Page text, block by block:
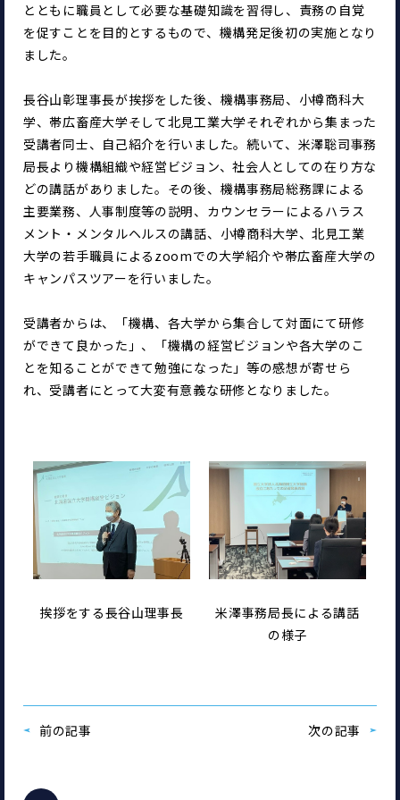
とともに職員として必要な基礎知識を習得し、責務の自覚
を促すことを目的とするもので、機構発足後初の実施となり
ました。
長谷山彰理事長が挨拶をした後、機構事務局、小樽商科大
学、帯広畜産大学そして北見工業大学それぞれから集まった
受講者同士、自己紹介を行いました。続いて、米澤聡司事務
局長より機構組織や経営ビジョン、社会人としての在り方な
どの講話がありました。その後、機構事務局総務課による
主要業務、人事制度等の説明、カウンセラーによるハラス
メント・メンタルヘルスの講話、小樽商科大学、北見工業
大学の若手職員によるzoomでの大学紹介や帯広畜産大学の
キャンパスツアーを行いました。
受講者からは、「機構、各大学から集合して対面にて研修
ができて良かった」、「機構の経営ビジョンや各大学のこ
とを知ることができて勉強になった」等の感想が寄せら
れ、受講者にとって大変有意義な研修となりました。
挨拶をする長谷山理事長
米澤事務局長による講話
の様子
前の記事 次の記事